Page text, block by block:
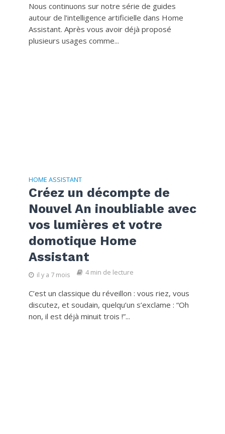
Nous continuons sur notre série de guides
autour de l’intelligence artificielle dans Home
Assistant. Après vous avoir déjà proposé
plusieurs usages comme...
HOME ASSISTANT
Créez un décompte de
Nouvel An inoubliable avec
vos lumières et votre
domotique Home
Assistant
il y a 7 mois 4 min de lecture
C’est un classique du réveillon : vous riez, vous
discutez, et soudain, quelqu’un s’exclame : “Oh
non, il est déjà minuit trois !”...